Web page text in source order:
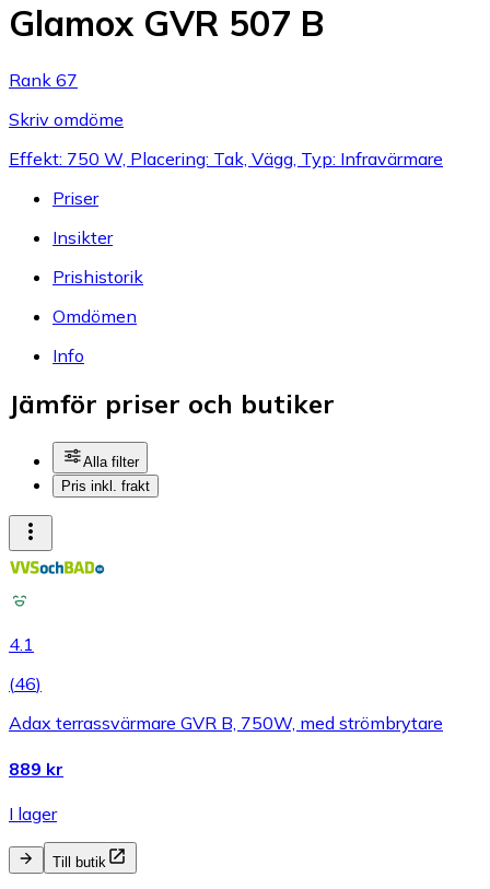
Glamox GVR 507 B
Rank 67
Skriv omdöme
Effekt: 750 W, Placering: Tak, Vägg, Typ: Infravärmare
Priser
Insikter
Prishistorik
Omdömen
Info
Jämför priser och butiker
Alla filter
Pris inkl. frakt
4.1
(46)
Adax terrassvärmare GVR B, 750W, med strömbrytare
889 kr
I lager
Till butik